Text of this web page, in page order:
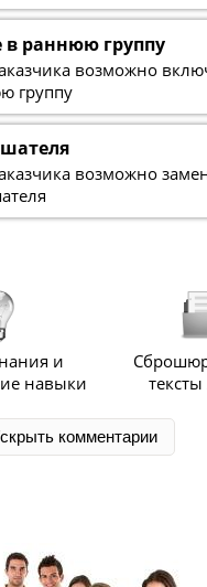
раннюю группу
возможно
группу
возможно
и
навыки
комментарии